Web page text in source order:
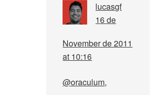
lucasgf
16 de
November de 2011
at 10:16
@oraculum,